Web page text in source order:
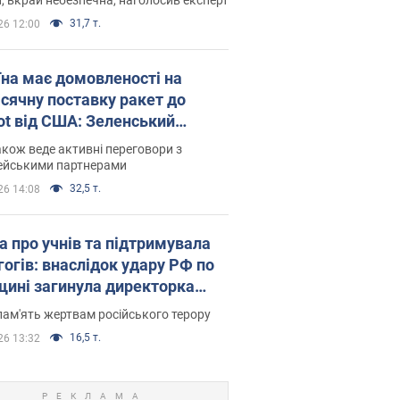
12:00 31,7 т.
має домовленості на
поставку ракет до
від США: Зеленський
подробиці
веде активні переговори з
партнерами
14:08 32,5 т.
про учнів та підтримувала
внаслідок удару РФ по
загинула директорка
ліцею, її чоловік та онук
жертвам російського терору
13:32 16,5 т.